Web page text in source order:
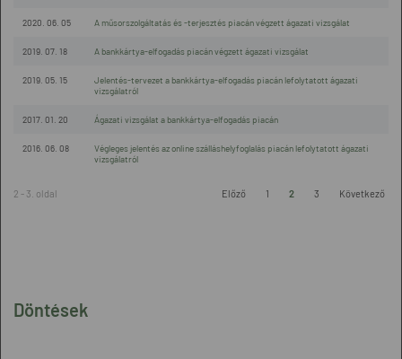
Döntések
2020. 06. 05 A műsorszolgáltatás és -terjesztés piacán végzett ágazati vizsgálat
2019. 07. 18 A bankkártya-elfogadás piacán végzett ágazati vizsgálat
2019. 05. 15
Jelentés-tervezet a bankkártya-elfogadás piacán lefolytatott ágazati
vizsgálatról
2017. 01. 20 Ágazati vizsgálat a bankkártya-elfogadás piacán
2016. 06. 08
Végleges jelentés az online szálláshelyfoglalás piacán lefolytatott ágazati
vizsgálatról
2 - 3. oldal Előző 1 2 3 Következő